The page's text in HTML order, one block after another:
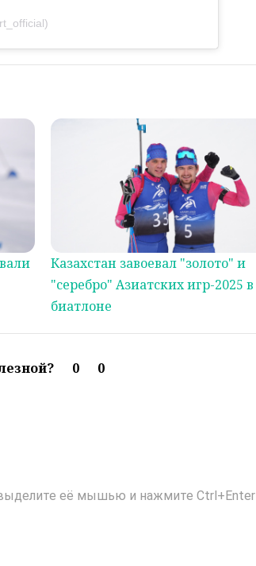
Казахстан завоевал "золото" и
"серебро" Азиатских игр-2025 в
биатлоне
0 0
её мышью и нажмите Ctrl+Enter